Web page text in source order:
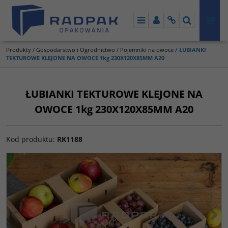
MenuPanelInfoSzukaj
Produkty / Gospodarstwo i Ogrodnictwo / Pojemniki na owoce / ŁUBIANKI
TEKTUROWE KLEJONE NA OWOCE 1kg 230X120X85MM A20
ŁUBIANKI TEKTUROWE KLEJONE NA
OWOCE 1kg 230X120X85MM A20
Kod produktu: RK1188
< >